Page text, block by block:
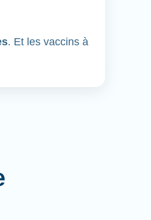
. Et les vaccins à